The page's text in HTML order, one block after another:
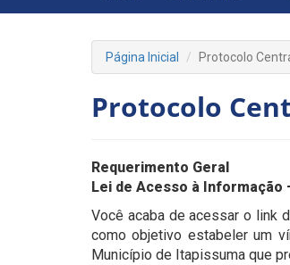
Página Inicial Protocolo
Protocolo
Requerimento Geral
Lei de Acesso à Informação
Você acaba de acessar o link
como objetivo estabeler um
Município de Itapissuma que